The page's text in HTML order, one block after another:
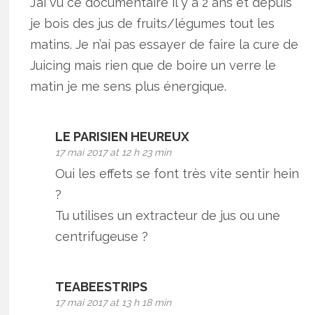
je bois des jus de fruits/légumes tout les
matins. Je n’ai pas essayer de faire la cure de
Juicing mais rien que de boire un verre le
matin je me sens plus énergique.
LE PARISIEN HEUREUX
17 mai 2017 at 12 h 23 min
Oui les effets se font très vite sentir hein
?
Tu utilises un extracteur de jus ou une
centrifugeuse ?
TEABEESTRIPS
17 mai 2017 at 13 h 18 min